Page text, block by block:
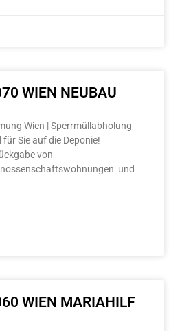
WIEN NEUBAU
Wien | Sperrmüllabholung
Sie auf die Deponie!
von
und
WIEN MARIAHILF